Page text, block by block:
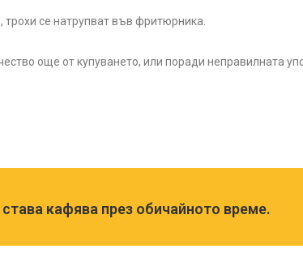
се натрупват във фритюрника.
още от купуването, или поради неправилната
кафява през обичайното време.